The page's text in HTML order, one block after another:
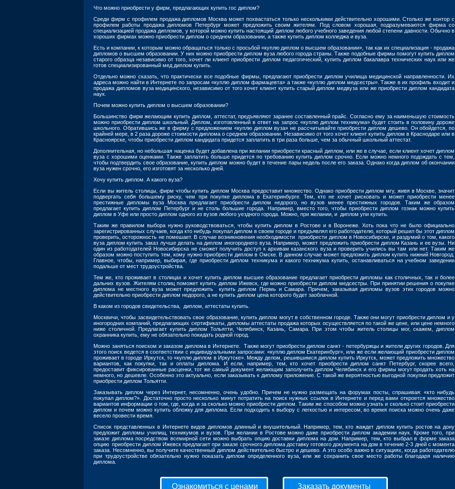
Что можно приобрести у фирм, предлагающих купить гос диплом?
Среди фирм с профилем продажа дипломов Москва может похвастаться только несколькими действительно хорошими. Столько же контор с
профилем работы продажа дипломов Петербург может предложить своим жителям. Под словом хорошая, подразумеваются фирма со
специализацией продажа дипломов, у которой можно купить настоящий диплом любого учебного заведения любой степени давности. Обычно в
хороших фирмах можно приобрести диплом о среднем образовании, а также купить диплом колледжа и вуза.
Есть и компании, к которым можно обращаться только с просьбой «куплю диплом о высшем образовании», так как их специализация - продажа
дипломов о высшем образовании. У них можно приобрести диплом вуза любого города страны. Также подобные фирмы помогут купить диплом
старого образца независимо от того, хочет ли клиент приобрести диплом педагогический, купить диплом бакалавра технических наук или же
готов специализированный мед диплом купить.
Отдельно можно сказать, что практически все подобные фирмы, предлагают приобрести диплом училища медицинской направленности. Их
адреса можно найти в Интернете по запросам «куплю диплом фармацевта» а также «куплю диплом медсестры». Также в их профиль входит и
продажа дипломов вуза медицинского, независимо от того хочет клиент купить старый диплом медвуза или же приобрести диплом кандидата
наук.
Почем можно купить диплом о высшем образовании?
Большинство фирм желающим купить диплом, аттестат, предъявляют заранее составленный прайс. Согласно ему за наименьшую стоимость
можно приобрести диплом школьный. Диплом, изготовленный в ответ на запрос «куплю диплом техникума» будет стоить в половину дороже
школьного. Обратившись же в фирму с предложением «куплю диплом вуза» не рассчитывайте приобрести диплом дешево. Он обойдется, по
крайней мере, в 2 раза дороже стоимости диплома о среднем образовании. Независимо от того хочет клиент купить диплом в Краснодаре или в
Красноярске, чтобы приобрести диплом кандидата придется заплатить в три раза больше, чем за обычный школьный аттестат.
Дополнительная, но небольшая наценка будет добавлена при желании приобрести красный диплом, или же в случае, если клиент хочет диплом
вуза с хорошими оценками. Также заплатить больше придется по требованию купить диплом срочно. Если можно немного подождать с тем,
чтобы подтвердить свое образование, купить диплом можно будет в течение пары недель после его заказа. Однако когда диплом об окончании
вуза нужен срочно, его изготовят за несколько дней.
Хочу купить диплом. А какого вуза?
Если вы житель столицы, фирм чтобы купить диплом Москва предоставит множество. Однако приобрести диплом мгу, живя в Москве, значит
подвергать себя большему риску, чем при покупке диплома в Екатеринбурге. Тем, кто не хочет рисковать и может приобрести менее
престижные дипломы вуза Москва предлагает приобрести диплом недорого, но вузов менее престижных городов. Таким же образом
предлагает купить диплом Петербург и не столь большие города. Например, вместо того, чтобы приобрести диплом гознак можно купить
диплом в Уфе или просто диплом одного из вузов любого уездного города. Можно, при желании, и диплом упи купить.
Таким же правилом выбора нужно руководствоваться, чтобы купить диплом в Ростове и в Воронеже. Хоть пока что не было официально
зарегистрированных случаев, когда кто нибудь покупал диплом в своем городе и предъявлял его работодателю, который решил бы этот диплом
проверить, осторожность не помешает. В случае возникновения необходимости приобрести диплом в Новосибирске, и раздумий о том, какого
вуза диплом купить заказ лучше делать на диплом иногороднего вуза. Например, может предложить приобрести диплом Казань и ее вузы. Ни
один из работодателей Новосибирска не сможет получить доступ к архивам казанского вуза и проверить учились вы там или нет. Таким же
образом можно поступить тем, кому нужно приобрести диплом в Омске. В данном случае может предложить диплом купить нижний Новгород.
Главное, чтобы, например, выбирая, где приобрести диплом техникума и какого техникума купить, останавливаться на учебном заведении
подальше от мест трудоустройства.
Тем же, кто проживает в столицах и хочет купить диплом высшее образование предлагает приобрести дипломы как столичных, так и более
дальних вузов. Жителям столиц поможет купить диплом Ижевск, где можно приобрести диплом медсестры. При принятии решения о покупке
диплома не местного вуза может предложить купить диплом Пермь и Самара. Причем, заказывая дипломы вузов этих городов можно
действительно приобрести диплом недорого, а не купить диплом цена которого будет заоблачной.
В каком из городов свидетельства, диплом, аттестаты купить.
Москвичи, чтобы засвидетельствовать свое образование, купить диплом могут в собственном городе. Также они могут приобрести диплом и у
иногородних компаний, предлагающих сертификаты, дипломы аттестаты продажа которых осуществляется по такой же цене, или цене немного
ниже столичной. Предлагает купить диплом Тольятти, Челябинск, Казань, Самара. При этом чтобы житель столицы мог, скажем, диплом
охранника купить, ему не обязательно покидать родной город.
Можно заняться поиском и заказом диплома в Интернете. Также могут приобрести диплом санкт - петербуржцы и жители других городов. Для
этого поиск ведется в соответствии с индивидуальными запросами: «куплю диплом Екатеринбург», или же если желающий приобрести диплом
проживает в городе Иркутск, то «куплю диплом в Иркутске». Между делом, решившимся диплом купить Иркутск, может предложить множество
вариантов, как покупки, так и оплаты диплома. И если, например, тем, кто хочет приобрести диплом санкт Петербург, скорее всего,
предоставит фиксированные расценки, тот же самый документ желающим заполучить диплом Челябинск и его фирмы могут продать хоть на
немного, но дешевле. Особенно это актуально, если заказывать к диплому приложение. С такой же вероятностью выгодной покупки предложит
приобрести диплом Тольятти.
Заказывать диплом через Интернет, несомненно, очень удобно. Причем не нужно размещать на форумах посты, спрашивая: «кто нибудь
покупал диплом?». Достаточно просто несколько минут потратить на поиск нужных ссылок в Интернете и перед вами откроется множество
вариантов информации о том, где, когда и за сколько можно приобрести диплом. Таким же способом можно узнать и сколько стоит приобрести
диплом и почем можно купить обложку для диплома. Если подходить к выбору с легкостью и интересом, во время поиска можно очень даже
весело провести время.
Список представленных в Интернете видов дипломов длинный и внушительный. Например, тем, кто жаждет диплом купить ростов на дону
предложит дипломы училищ, техникумов и вузов. При желании в Ростове можно даже приобрести диплом академии наук. Кроме того, при
заказе диплома посредством всемирной сети можно выбрать опцию доставки диплома на дом. Например, тем, кто выбрал в форме заказа
опцию приобрести диплом Ижевск предлагает при заказе срочного диплома доставку готового документа на дом в течение 2-3 дней с момента
заказа. Несомненно, вы получите качественный диплом действительно быстро и дешево. А это особо важно в ситуациях, когда работодателю
при трудоустройстве обязательно нужно показать диплом определенного вуза, или же сохранить свое место работы благодаря наличию
диплома.
Ознакомиться с ценами Заказать документы